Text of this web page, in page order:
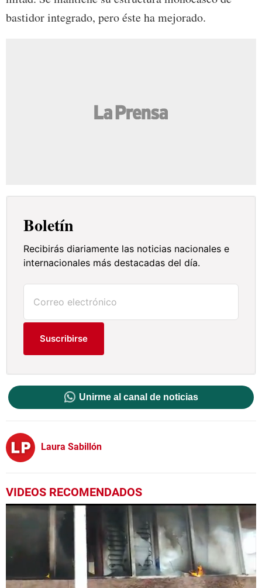
bastidor integrado, pero éste ha mejorado.
Boletín
Recibirás diariamente las noticias nacionales e
internacionales más destacadas del día.
Suscribirse
Unirme al canal de noticias
Laura Sabillón
VIDEOS RECOMENDADOS